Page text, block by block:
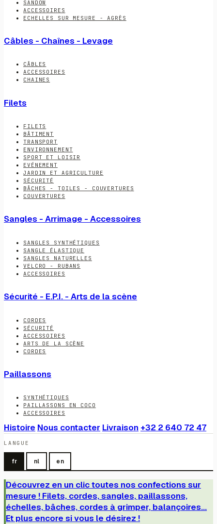
SANDOW
ACCESSOIRES
ECHELLES SUR MESURE - AGRÈS
Câbles - Chaînes - Levage
CÂBLES
ACCESSOIRES
CHAINES
Filets
FILETS
BÂTIMENT
TRANSPORT
ENVIRONNEMENT
SPORT ET LOISIR
EVÉNEMENT
JARDIN ET AGRICULTURE
SÉCURITÉ
BÂCHES - TOILES - COUVERTURES
COUVERTURES
Sangles - Arrimage - Accessoires
SANGLES SYNTHÉTIQUES
SANGLE ÉLASTIQUE
SANGLES NATURELLES
VELCRO - RUBANS
ACCESSOIRES
Sécurité - E.P.I. - Arts de la scène
CORDES
SÉCURITÉ
ACCESSOIRES
ARTS DE LA SCÈNE
CORDES
Paillassons
SYNTHÉTIQUES
PAILLASSONS EN COCO
ACCESSOIRES
Histoire Nous contacter Livraison +32 2 640 72 47
LANGUE
fr nl en
Découvrez en un clic toutes nos confections sur
mesure ! Filets, cordes, sangles, paillassons,
échelles, bâches, cordes à grimper, balançoires...
Et plus encore si vous le désirez !